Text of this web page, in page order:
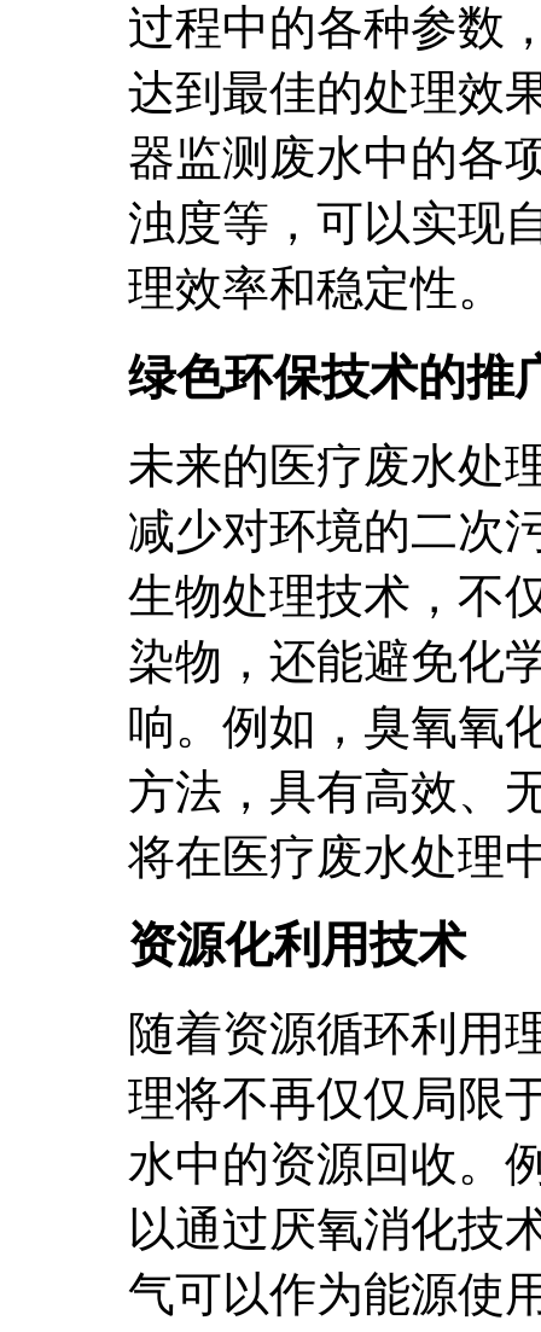
过程中的各种参数
达到最佳的处理效
器监测废水中的各
浊度等，可以实现
理效率和稳定性。
绿色环保技术的推
未来的医疗废水处
减少对环境的二次
生物处理技术，不
染物，还能避免化
响。例如，臭氧氧
方法，具有高效、
将在医疗废水处理
资源化利用技术
随着资源循环利用
理将不再仅仅局限
水中的资源回收。
以通过厌氧消化技
气可以作为能源使